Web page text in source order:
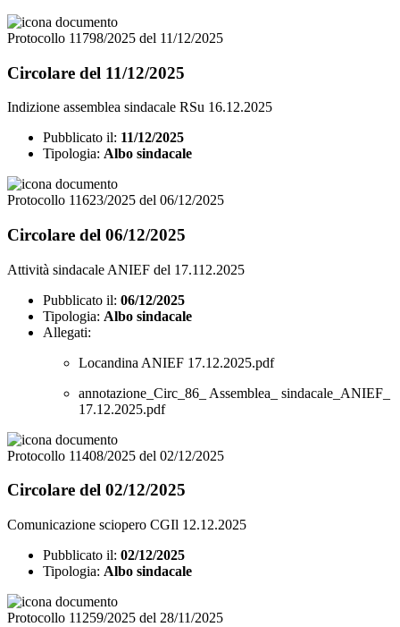
Protocollo 11798/2025 del 11/12/2025
Circolare del 11/12/2025
Indizione assemblea sindacale RSu 16.12.2025
Pubblicato il: 11/12/2025
Tipologia: Albo sindacale
Protocollo 11623/2025 del 06/12/2025
Circolare del 06/12/2025
Attività sindacale ANIEF del 17.112.2025
Pubblicato il: 06/12/2025
Tipologia: Albo sindacale
Allegati:
Locandina ANIEF 17.12.2025.pdf
annotazione_Circ_86_ Assemblea_ sindacale_ANIEF_
17.12.2025.pdf
Protocollo 11408/2025 del 02/12/2025
Circolare del 02/12/2025
Comunicazione sciopero CGIl 12.12.2025
Pubblicato il: 02/12/2025
Tipologia: Albo sindacale
Protocollo 11259/2025 del 28/11/2025